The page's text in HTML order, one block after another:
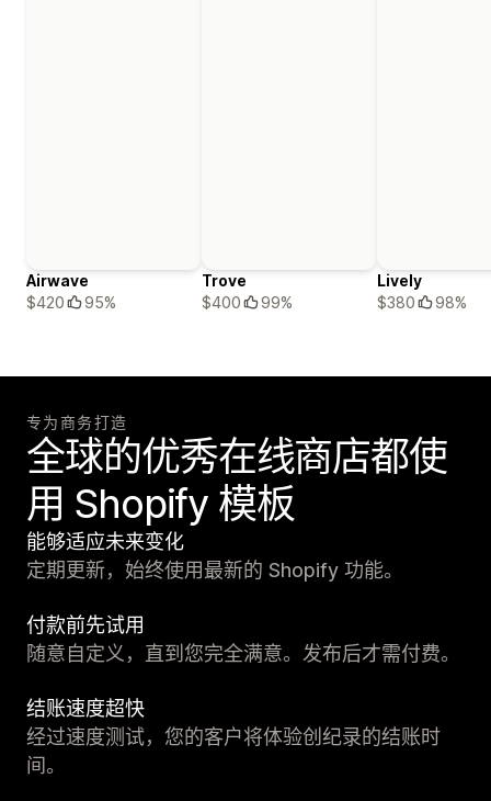
Airwave
$420
95%
Trove
$400
99%
Lively
$380
98%
专为商务打造
全球的优秀在线商店都使
用 Shopify 模板
能够适应未来变化
定期更新，始终使用最新的 Shopify 功能。
付款前先试用
随意自定义，直到您完全满意。发布后才需付费。
结账速度超快
经过速度测试，您的客户将体验创纪录的结账时
间。